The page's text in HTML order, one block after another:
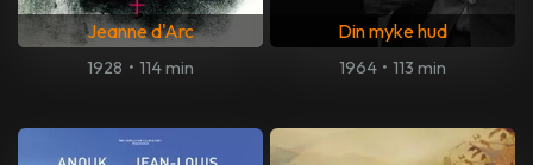
Jeanne d'Arc
1928 • 114 min
Din myke hud
1964 • 113 min